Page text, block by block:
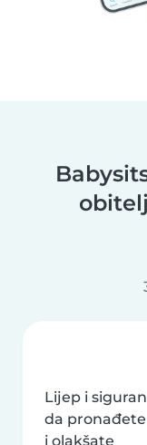
Lijep i
da
i olakšate